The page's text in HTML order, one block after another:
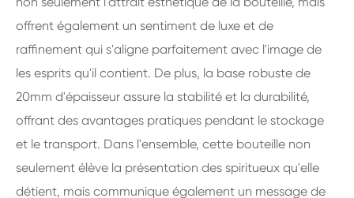
offrent également un sentiment de luxe et de
raffinement qui s'aligne parfaitement avec l'image de
les esprits qu'il contient. De plus, la base robuste de
20mm d'épaisseur assure la stabilité et la durabilité,
offrant des avantages pratiques pendant le stockage
et le transport. Dans l'ensemble, cette bouteille non
seulement élève la présentation des spiritueux qu'elle
détient, mais communique également un message de